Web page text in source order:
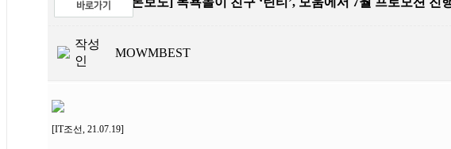
작성
인
MOWMBEST
[IT조선, 21.07.19]